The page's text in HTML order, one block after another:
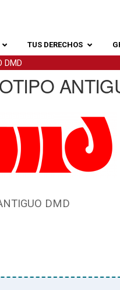
TUS DERECHOS
DMD
DMD